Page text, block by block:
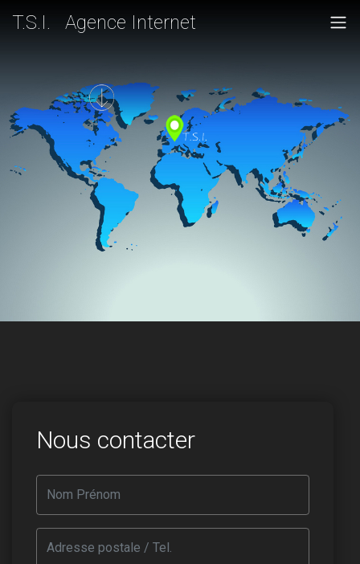
T.S.I. Agence Internet
Nous contacter